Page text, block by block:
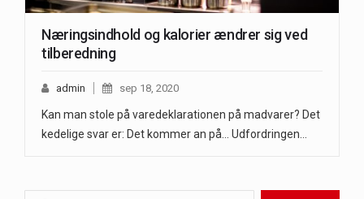
Næringsindhold og kalorier ændrer sig ved
tilberedning
admin sep 18, 2020
Kan man stole på varedeklarationen på madvarer? Det
kedelige svar er: Det kommer an på... Udfordringen…